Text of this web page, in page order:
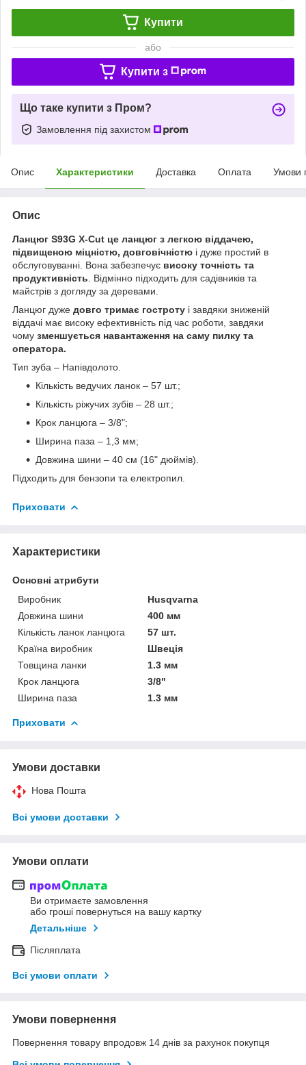
Купити
або
Купити з
Що таке купити з Пром?
Замовлення під захистом
Опис Характеристики Доставка Оплата Умови
Опис
Ланцюг S93G X-Cut це ланцюг з легкою віддачею,
підвищеною міцністю, довговічністю і дуже простий в
обслуговуванні. Вона забезпечує високу точність та
продуктивність . Відмінно підходить для садівників та
майстрів з догляду за деревами.
Ланцюг дуже довго тримає гостроту і завдяки зниженій
віддачі має високу ефективність під час роботи, завдяки
чому зменшується навантаження на саму пилку та
оператора.
Тип зуба – Напівдолото.
Кількість ведучих ланок – 57 шт.;
Кількість ріжучих зубів – 28 шт.;
Крок ланцюга – 3/8";
Ширина паза – 1,3 мм;
Довжина шини – 40 см (16" дюймів).
Підходить для бензопи та електропил.
Приховати
Характеристики
Основні атрибути
Виробник
Husqvarna
Довжина шини
400 мм
Кількість ланок ланцюга
57 шт.
Країна виробник
Швеція
Товщина ланки
1.3 мм
Крок ланцюга
3/8"
Ширина паза
1.3 мм
Приховати
Умови доставки
Нова Пошта
Всі умови доставки
Умови оплати
Ви отримаєте замовлення
або гроші повернуться на вашу картку
Детальніше
Післяплата
Всі умови оплати
Умови повернення
Повернення товару впродовж 14 днів за рахунок покупця